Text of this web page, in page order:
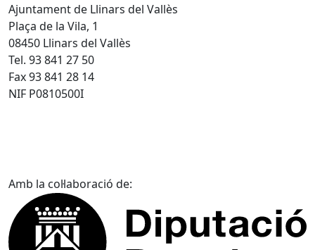
Ajuntament de Llinars del Vallès
Plaça de la Vila, 1
08450 Llinars del Vallès
Tel. 93 841 27 50
Fax 93 841 28 14
NIF P0810500I
Amb la col·laboració de: